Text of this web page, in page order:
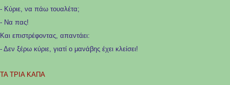
- Κύριε, να πάω τουαλέτα;
- Να πας!
Και επιστρέφοντας, απαντάει:
- Δεν ξέρω κύριε, γιατί ο μανάβης έχει κλείσει!
ΤΑ ΤΡΙΑ ΚΑΠΑ